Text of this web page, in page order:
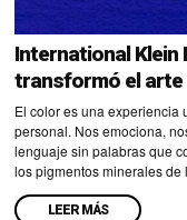
International Klein
transformó el arte
El color es una experiencia
personal. Nos emociona,
lenguaje sin palabras que
los pigmentos minerales de
LEER MÁS